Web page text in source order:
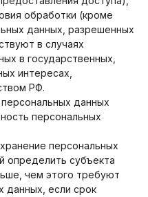
обработки (кроме
данных, разрешенных
в случаях
в государственных,
интересах,
РФ.
данных
персональных
персональных
определить субъекта
чем этого требуют
данных, если срок